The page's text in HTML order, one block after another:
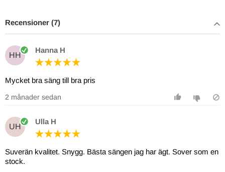
Recensioner (7)
HH
Hanna H
Mycket bra säng till bra pris
2 månader sedan
UH
Ulla H
Suverän kvalitet. Snygg. Bästa sängen jag har ägt. Sover som en
stock.